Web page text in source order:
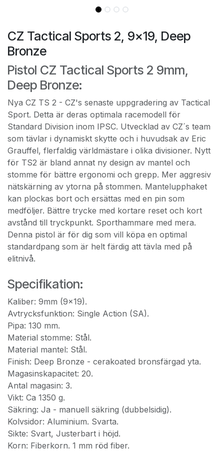
CZ Tactical Sports 2, 9x19, Deep
Bronze
Pistol CZ Tactical Sports 2 9mm,
Deep Bronze:
Nya CZ TS 2 - CZ's senaste uppgradering av Tactical
Sport. Detta är deras optimala racemodell för
Standard Division inom IPSC. Utvecklad av CZ´s team
som tävlar i dynamiskt skytte och i huvudsak av Eric
Grauffel, flerfaldig världmästare i olika divisioner. Nytt
för TS2 är bland annat ny design av mantel och
stomme för bättre ergonomi och grepp. Mer aggresiv
nätskärning av ytorna på stommen. Mantelupphaket
kan plockas bort och ersättas med en pin som
medföljer. Bättre trycke med kortare reset och kort
avstånd till tryckpunkt. Sporthammare med mera.
Denna pistol är för dig som vill köpa en optimal
standardpang som är helt färdig att tävla med på
elitnivå.
Specifikation:
Kaliber: 9mm (9x19).
Avtrycksfunktion: Single Action (SA).
Pipa: 130 mm.
Material stomme: Stål.
Material mantel: Stål.
Finish: Deep Bronze - cerakoated bronsfärgad yta.
Magasinskapacitet: 20.
Antal magasin: 3.
Vikt: Ca 1350 g.
Säkring: Ja - manuell säkring (dubbelsidig).
Kolvsidor: Aluminium. Svarta.
Sikte: Svart, Justerbart i höjd.
Korn: Fiberkorn. 1 mm röd fiber.